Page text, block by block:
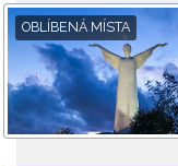
OBLÍBENÁ MÍSTA